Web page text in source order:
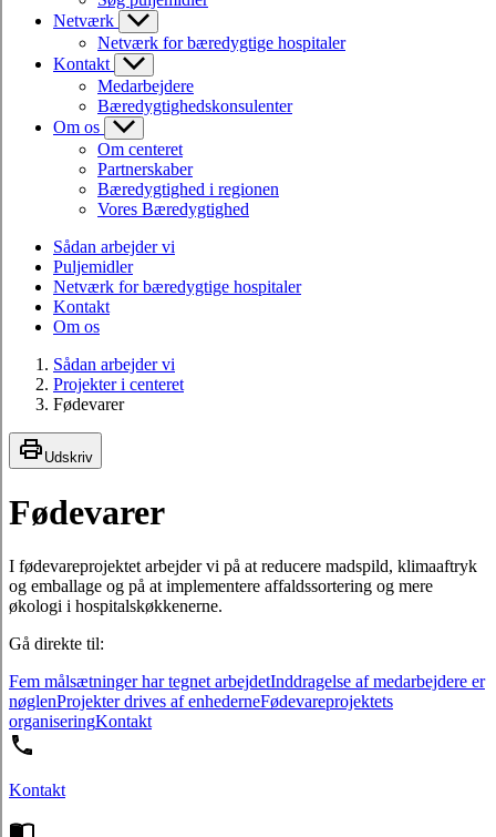
Netværk
Netværk for bæredygtige hospitaler
Kontakt
Medarbejdere
Bæredygtighedskonsulenter
Om os
Om centeret
Partnerskaber
Bæredygtighed i regionen
Vores Bæredygtighed
Sådan arbejder vi
Puljemidler
Netværk for bæredygtige hospitaler
Kontakt
Om os
Sådan arbejder vi
Projekter i centeret
Fødevarer
Udskriv
Fødevarer
I fødevareprojektet arbejder vi på at reducere madspild, klimaaftryk
og emballage og på at implementere affaldssortering og mere
økologi i hospitalskøkkenerne.
Gå direkte til:
Fem målsætninger har tegnet arbejdetInddragelse af medarbejdere er
nøglenProjekter drives af enhederneFødevareprojektets
organiseringKontakt
Kontakt